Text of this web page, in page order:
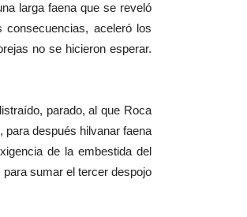
larga faena que se reveló
aceleró los
no se hicieron esperar.
parado, al que Roca
para después hilvanar faena
de la embestida del
sumar el tercer despojo